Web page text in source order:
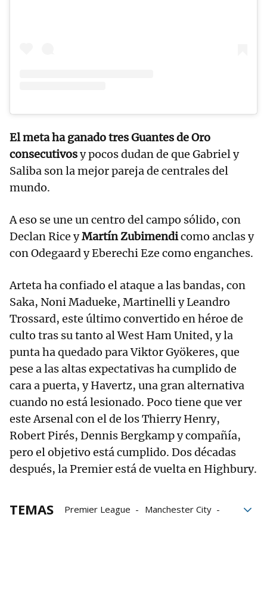
El meta ha ganado tres Guantes de Oro
consecutivosy pocos dudan de que Gabriel y
Saliba son la mejor pareja de centrales del
mundo.
A eso se une un centro del campo sólido, con
Declan Rice yMartín Zubimendicomo anclas y
con Odegaard y Eberechi Eze como enganches.
Arteta ha confiado el ataque a las bandas, con
Saka, Noni Madueke, Martinelli y Leandro
Trossard, este último convertido en héroe de
culto tras su tanto al West Ham United, y la
punta ha quedado para Viktor Gyökeres, que
pese a las altas expectativas ha cumplido de
cara a puerta, y Havertz, una gran alternativa
cuando no está lesionado. Poco tiene que ver
este Arsenal con el de los Thierry Henry,
Robert Pirés, Dennis Bergkamp y compañía,
pero el objetivo está cumplido. Dos décadas
después, la Premier está de vuelta en Highbury.
TEMAS Premier League
Manchester City